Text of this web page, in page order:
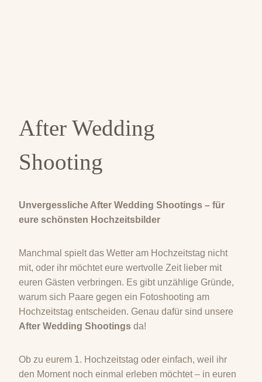
After Wedding
Shooting
Unvergessliche After Wedding Shootings – für
eure schönsten Hochzeitsbilder
Manchmal spielt das Wetter am Hochzeitstag nicht
mit, oder ihr möchtet eure wertvolle Zeit lieber mit
euren Gästen verbringen. Es gibt unzählige Gründe,
warum sich Paare gegen ein Fotoshooting am
Hochzeitstag entscheiden. Genau dafür sind unsere
After Wedding Shootings da!
Ob zu eurem 1. Hochzeitstag oder einfach, weil ihr
den Moment noch einmal erleben möchtet – in euren